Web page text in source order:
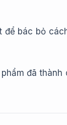
để bác bỏ
đã